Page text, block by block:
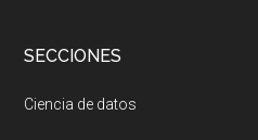
SECCIONES
Ciencia de datos